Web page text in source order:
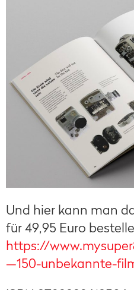
Und hier kann man
für 49,95 Euro
https://
—150-unbekannte-